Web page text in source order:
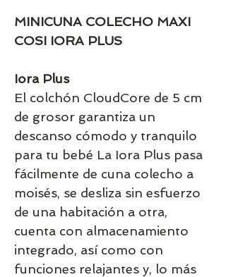
MINICUNA COLECHO MAXI
COSI IORA PLUS
Iora Plus
El colchón CloudCore de 5 cm
de grosor garantiza un
descanso cómodo y tranquilo
para tu bebé La Iora Plus pasa
fácilmente de cuna colecho a
moisés, se desliza sin esfuerzo
de una habitación a otra,
cuenta con almacenamiento
integrado, así como con
funciones relajantes y, lo más